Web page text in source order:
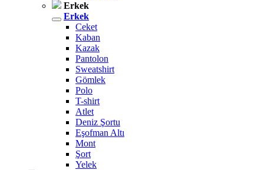
Erkek
Erkek
Ceket
Kaban
Kazak
Pantolon
Sweatshirt
Gömlek
Polo
T-shirt
Atlet
Deniz Şortu
Eşofman Altı
Mont
Şort
Yelek